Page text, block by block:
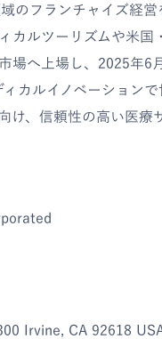
のフランチャイズ経
カルツーリズムや米国
場へ上場し、2025年6
カルイノベーション
け、信頼性の高い医療
Irvine, CA 92618